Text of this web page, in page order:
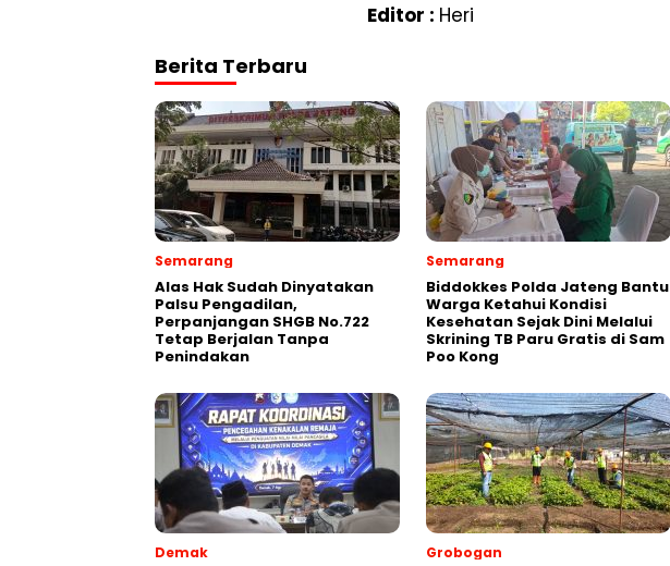
Editor : Heri
Berita Terbaru
Semarang
Alas Hak Sudah Dinyatakan
Palsu Pengadilan,
Perpanjangan SHGB No.722
Tetap Berjalan Tanpa
Penindakan
Semarang
Biddokkes Polda Jateng Bantu
Warga Ketahui Kondisi
Kesehatan Sejak Dini Melalui
Skrining TB Paru Gratis di Sam
Poo Kong
Demak Grobogan